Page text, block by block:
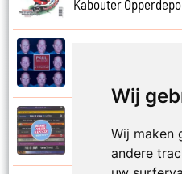
Wij
Wij maken
andere
Kabouter
Katinka